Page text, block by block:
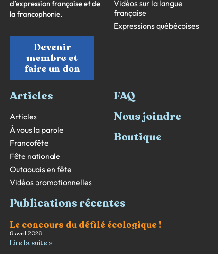
d’expression française et de
la francophonie.
Devenir
membre et
faire un don
Vidéos sur la langue
française
Expressions québécoises
Articles
Articles
À vous la parole
Francofête
Fête nationale
Outaouais en fête
Vidéos promotionnelles
FAQ
Nous joindre
Boutique
Publications récentes
Le concours du défilé écologique !
9 avril 2026
Lire la suite »